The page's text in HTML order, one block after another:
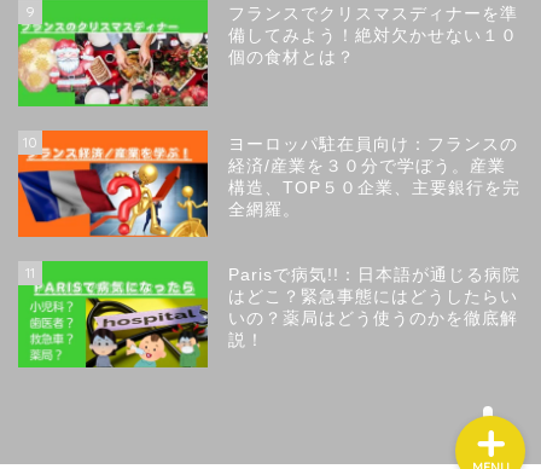
9
フランスでクリスマスディナーを準
備してみよう！絶対欠かせない１０
個の食材とは？
10
ヨーロッパ駐在員向け：フランスの
経済/産業を３０分で学ぼう。産業
構造、TOP５０企業、主要銀行を完
全網羅。
11
Parisで病気!!：日本語が通じる病院
はどこ？緊急事態にはどうしたらい
いの？薬局はどう使うのかを徹底解
説！
サイトのコンセプト
サイト運営者のプロフィー
ル
お問い合わせ